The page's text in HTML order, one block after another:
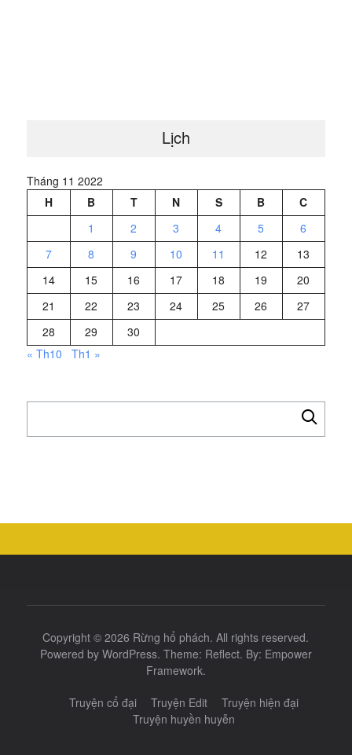
Lịch
Tháng 11 2022
H
B T N S B
C
1
2 3 4 5
6
7
8 9 10 11 12
13
14
15 16 17 18 19
20
21
22 23 24 25 26
27
28
29
30
« Th10
Th1 »
cho:
Copyright © 2026 Rừng hổ phách. All rights reserved.
Powered by WordPress. Theme: Reflect. By: Empower
Framework.
Truyện cổ đại Truyện Edit
Truyện hiện đại
Truyện huyền huyễn